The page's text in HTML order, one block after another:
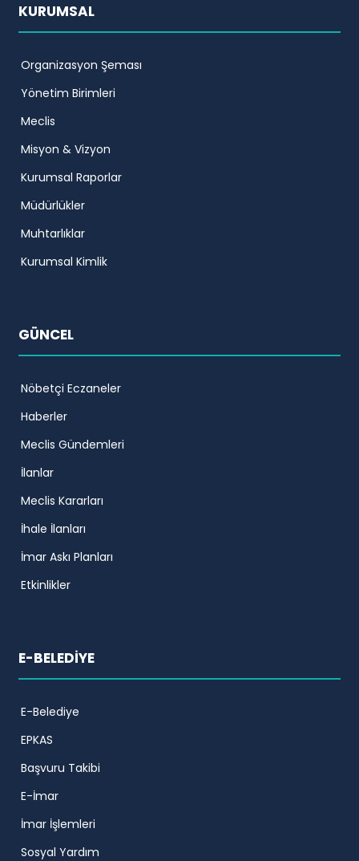
KURUMSAL
Organizasyon Şeması
Yönetim Birimleri
Meclis
Misyon & Vizyon
Kurumsal Raporlar
Müdürlükler
Muhtarlıklar
Kurumsal Kimlik
GÜNCEL
Nöbetçi Eczaneler
Haberler
Meclis Gündemleri
İlanlar
Meclis Kararları
İhale İlanları
İmar Askı Planları
Etkinlikler
E-BELEDİYE
E-Belediye
EPKAS
Başvuru Takibi
E-İmar
İmar İşlemleri
Sosyal Yardım